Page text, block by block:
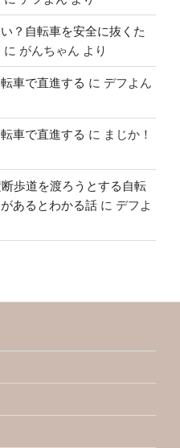
？自転車を安全に抜くた
に がんちゃん より
車で直進する に デフよん
車で直進する に まじか！
歩道を渡ろうとする自転
あるとわかる話 に デフよ